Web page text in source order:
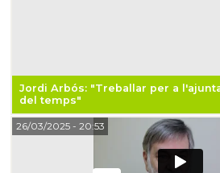
Jordi Arbós: "Treballar per a
del temps"
26/03/2025- 20:53